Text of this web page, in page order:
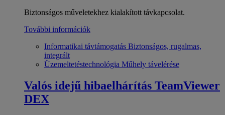
Biztonságos műveletekhez kialakított távkapcsolat.
További információk
Informatikai távtámogatás Biztonságos, rugalmas,
integrált
Üzemeltetéstechnológia Műhely távelérése
Valós idejű hibaelhárítás TeamViewer
DEX